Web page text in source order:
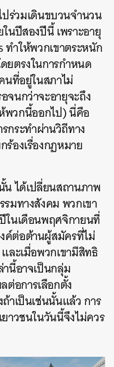
ร่วมเดินขบวนจำนวน
นปีสองปีนี้ เพราะอายุ
ทำให้พวกเขาตระหนัก
ยตรงในการกำหนด
นที่อยู่ในสภาไม่
จนกว่าจะอายุจะถึง
พวกนี้ออกไป) นี่คือ
กระทำผ่านวิถีทาง
องเรื่องกฏหมาย
ได้เปลี่ยนสถานภาพ
มทางสังคม พวกเขา
ในเดือนพฤศจิกายนที่
ค์ต่อต้านผู้สมัครที่ไม่
ละเมื่อพวกเขามีสิทธิ
นี้อาจเป็นกลุ่ม
อการเลือกตั้ง
าเป็นเช่นนั้นแล้ว การ
าวชนในวันนี้จึงไม่ควร